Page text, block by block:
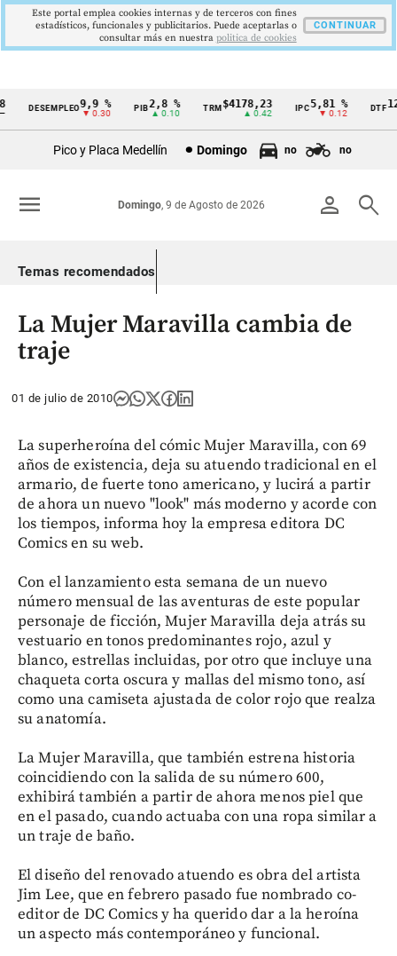
Cintillo
Colombia
DESEMPLEO 9,9 %
▼ 0.30
PIB2,8 %
▲ 0.10
TRM$4178,23
▲ 0.42
5,81 %
▼ 0.12
DTF
Pico y Placa Medellín Domingo no no
person search
Domingo, 9 de Agosto de 2026
menu
Temas recomendados
La Mujer Maravilla cambia de
traje
01 de julio de 2010
La superheroína del cómic Mujer Maravilla, con 69
años de existencia, deja su atuendo tradicional en el
armario, de fuerte tono americano, y lucirá a partir
de ahora un nuevo "look" más moderno y acorde con
los tiempos, informa hoy la empresa editora DC
Comics en su web.
Con el lanzamiento esta semana de un nuevo
número mensual de las aventuras de este popular
personaje de ficción, Mujer Maravilla deja atrás su
vestuario en tonos predominantes rojo, azul y
blanco, estrellas incluidas, por otro que incluye una
chaqueta corta oscura y mallas del mismo tono, así
como una camiseta ajustada de color rojo que realza
su anatomía.
La Mujer Maravilla, que también estrena historia
coincidiendo con la salida de su número 600,
exhibirá también a partir de ahora menos piel que
en el pasado, cuando actuaba con una ropa similar a
un traje de baño.
El diseño del renovado atuendo es obra del artista
Jim Lee, que en febrero pasado fue nombrado co-
editor de DC Comics y ha querido dar a la heroína
un aspecto más contemporáneo y funcional.
Este portal emplea cookies internas y de terceros con fines
estadísticos, funcionales y publicitarios. Puede aceptarlas o
consultar más en nuestra politica de cookies
CONTINUAR